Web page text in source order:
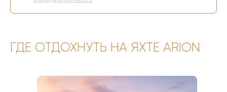
ГДЕ ОТДОХНУТЬ НА ЯХТЕ ARION